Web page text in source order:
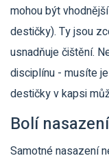
mohou být
destičky). Ty jsou
usnadňuje čištění.
disciplínu - musíte
destičky v kapsi
Bolí
Samotné nasazení